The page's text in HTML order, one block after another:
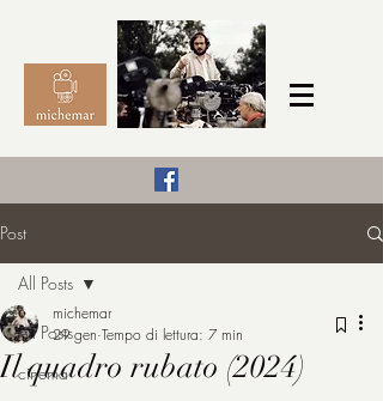
michemar
Post
All Posts
cinema
All Posts
Il quadro rubato (2024)
michemar
29 gen Tempo di lettura: 7 min